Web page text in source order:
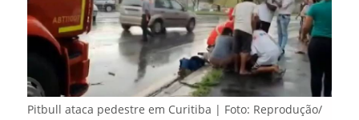
Pitbull ataca pedestre em Curitiba | Foto: Reprodução/